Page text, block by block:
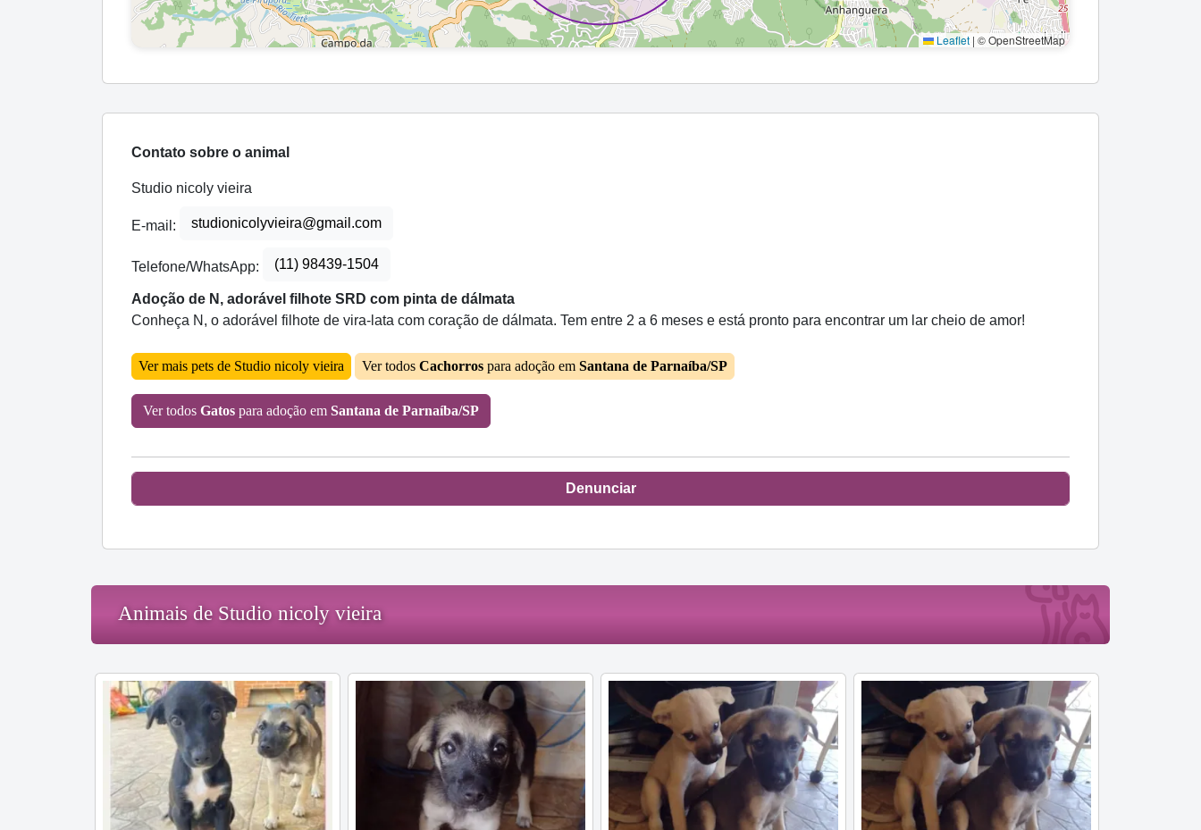
Leaflet | © OpenStreetMap
Contato sobre o animal
Studio nicoly vieira
E-mail: studionicolyvieira@gmail.com
Telefone/WhatsApp: (11) 98439-1504
Adoção de N, adorável filhote SRD com pinta de dálmata
Conheça N, o adorável filhote de vira-lata com coração de dálmata. Tem entre 2 a 6 meses e está pronto para encontrar um lar cheio de amor!
Ver mais pets de Studio nicoly vieira Ver todos Cachorros para adoção em Santana de Parnaíba/SP
Ver todos Gatos para adoção em Santana de Parnaíba/SP
Denunciar
Animais de Studio nicoly vieira